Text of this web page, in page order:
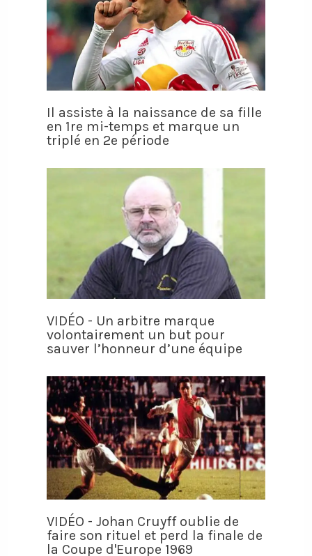
Il assiste à la naissance de sa fille
en 1re mi-temps et marque un
triplé en 2e période
VIDÉO - Un arbitre marque
volontairement un but pour
sauver l’honneur d’une équipe
VIDÉO - Johan Cruyff oublie de
faire son rituel et perd la finale de
la Coupe d'Europe 1969